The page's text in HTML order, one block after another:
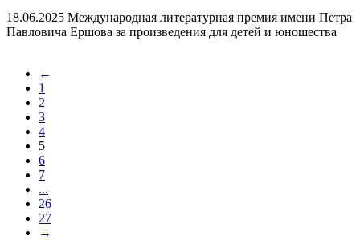
18.06.2025 Международная литературная премия имени Петра
Павловича Ершова за произведения для детей и юношества
←
1
2
3
4
5
6
7
...
26
27
→